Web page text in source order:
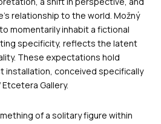
relationship to the world. Možný
momentarily inhabit a fictional
specificity, reflects the latent
These expectations hold
installation, conceived specifically
Gallery.
of a solitary figure within